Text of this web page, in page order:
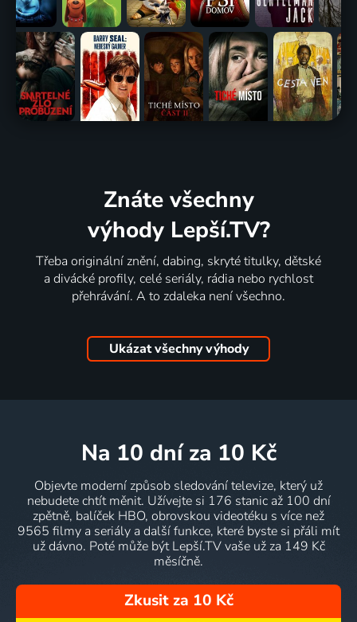
Znáte všechny
výhody Lepší.TV?
Třeba originální znění, dabing, skryté titulky, dětské
a divácké profily, celé seriály, rádia nebo rychlost
přehrávání. A to zdaleka není všechno.
Ukázat všechny výhody
na 10 dní za 10 Kč
Objevte moderní způsob sledování televize, který už
nebudete chtít měnit. Užívejte si 176 stanic až 100 dní
zpětně, balíček HBO, obrovskou videotéku s více než
9565 filmy a seriály a další funkce, které byste si přáli mít
už dávno. Poté může být Lepší.TV vaše už za 149 Kč
měsíčně.
Zkusit za 10 Kč